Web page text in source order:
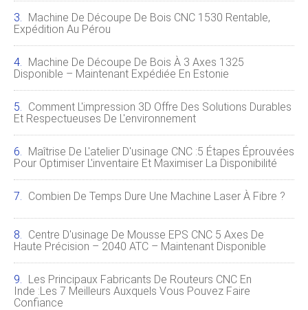
Machine De Découpe De Bois CNC 1530 Rentable,
Expédition Au Pérou
Machine De Découpe De Bois À 3 Axes 1325
Disponible – Maintenant Expédiée En Estonie
Comment L'impression 3D Offre Des Solutions Durables
Et Respectueuses De L'environnement
Maîtrise De L'atelier D'usinage CNC :5 Étapes Éprouvées
Pour Optimiser L'inventaire Et Maximiser La Disponibilité
Combien De Temps Dure Une Machine Laser À Fibre ?
Centre D'usinage De Mousse EPS CNC 5 Axes De
Haute Précision – 2040 ATC – Maintenant Disponible
Les Principaux Fabricants De Routeurs CNC En
Inde :les 7 Meilleurs Auxquels Vous Pouvez Faire
Confiance